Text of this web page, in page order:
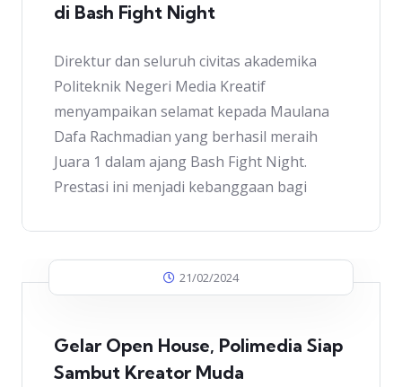
di Bash Fight Night
Direktur dan seluruh civitas akademika
Politeknik Negeri Media Kreatif
menyampaikan selamat kepada Maulana
Dafa Rachmadian yang berhasil meraih
Juara 1 dalam ajang Bash Fight Night.
Prestasi ini menjadi kebanggaan bagi
21/02/2024
Gelar Open House, Polimedia Siap
Sambut Kreator Muda